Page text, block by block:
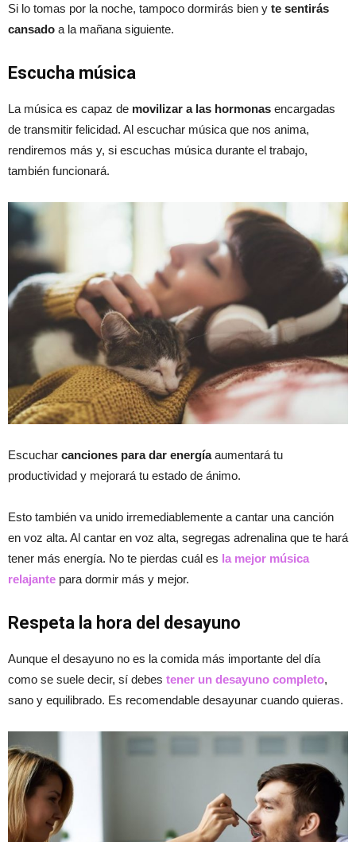
Si lo tomas por la noche, tampoco dormirás bien y te sentirás
cansado a la mañana siguiente.
Escucha música
La música es capaz de movilizar a las hormonas encargadas
de transmitir felicidad. Al escuchar música que nos anima,
rendiremos más y, si escuchas música durante el trabajo,
también funcionará.
Escuchar canciones para dar energíaaumentará tu
productividad y mejorará tu estado de ánimo.
Esto también va unido irremediablemente a cantar una canción
en voz alta. Al cantar en voz alta, segregas adrenalina que te hará
tener más energía. No te pierdas cuál es la mejor música
relajante para dormir más y mejor.
Respeta la hora del desayuno
Aunque el desayuno no es la comida más importante del día
como se suele decir, sí debes tener un desayuno completo,
sano y equilibrado. Es recomendable desayunar cuando quieras.